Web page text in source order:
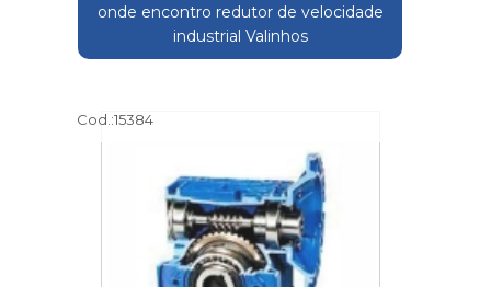
onde encontro redutor de velocidade
industrial Valinhos
Cod.:15384